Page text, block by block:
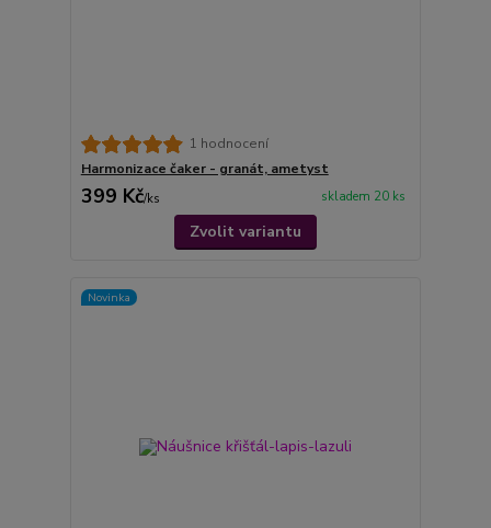
1 hodnocení
Harmonizace čaker - granát, ametyst
399 Kč/ks skladem 20 ks
Zvolit variantu
Novinka